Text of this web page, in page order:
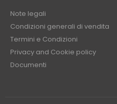
Note legali
Condizioni generali di vendita
Termini e Condizioni
Privacy and Cookie policy
Documenti